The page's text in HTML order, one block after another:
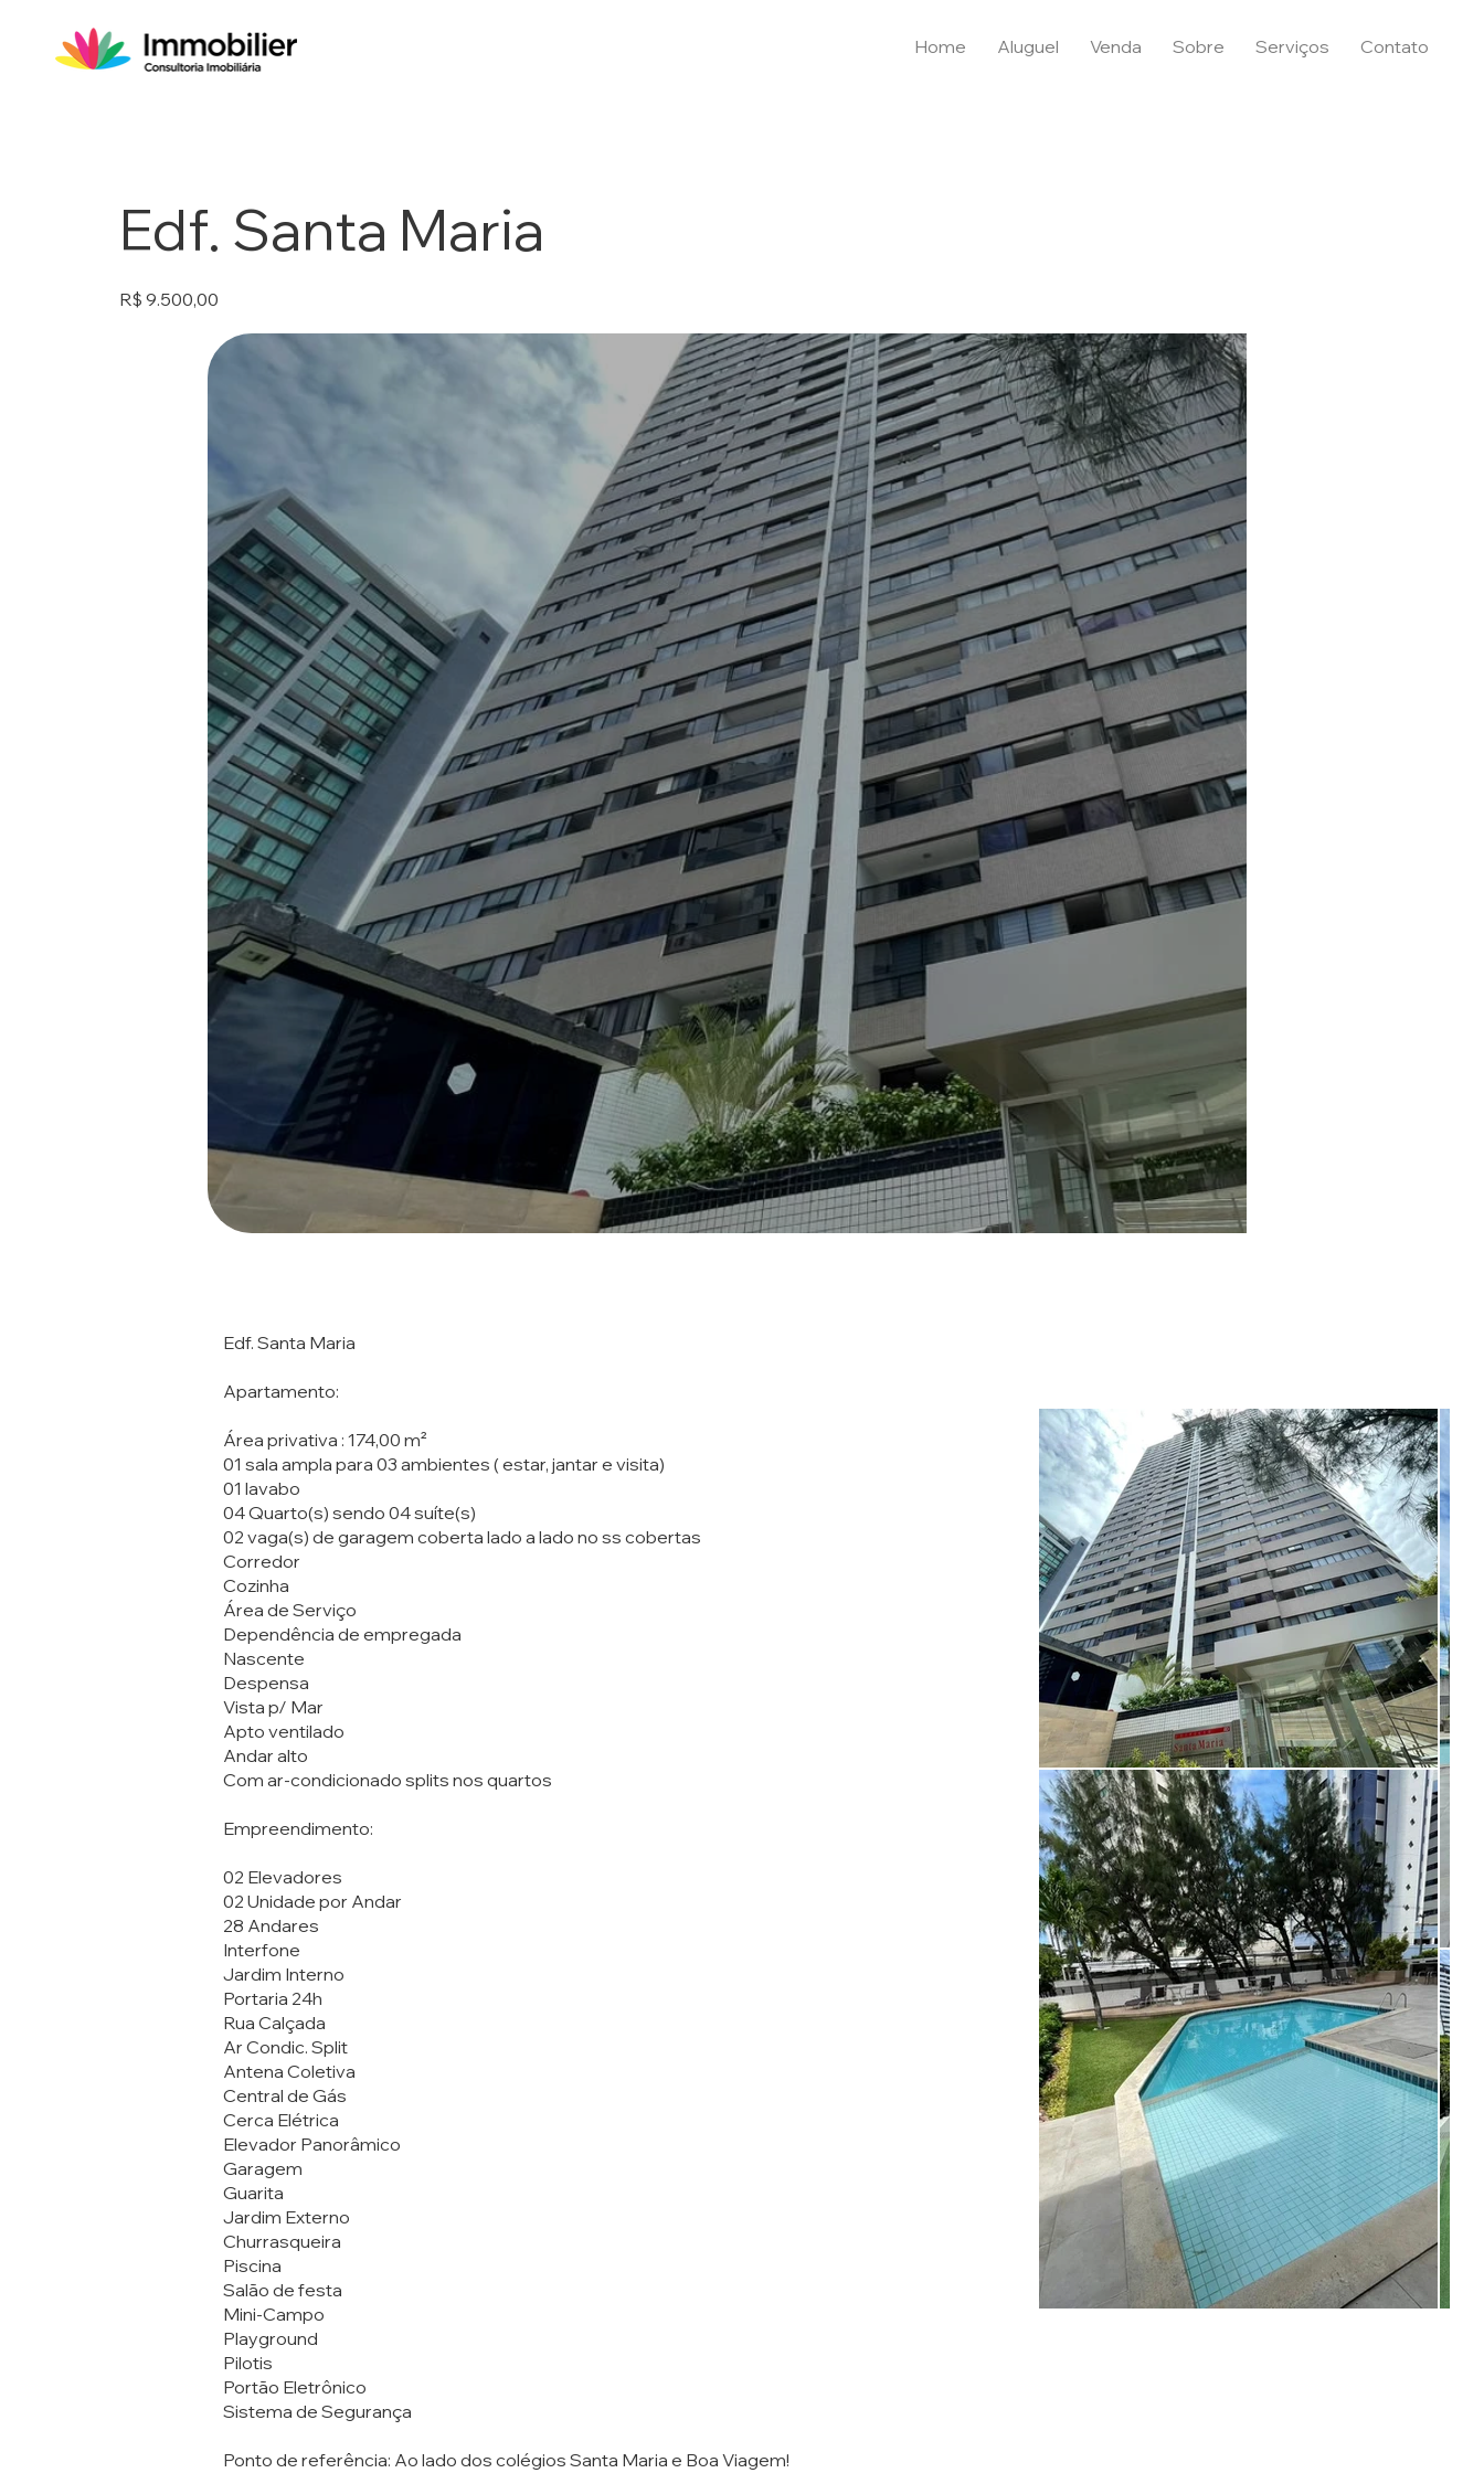
Home Aluguel Venda Sobre Serviços Contato
Edf. Santa Maria
R$ 9.500,00
Edf. Santa Maria
Apartamento:
Área privativa : 174,00 m²
01 sala ampla para 03 ambientes ( estar, jantar e visita)
01 lavabo
04 Quarto(s) sendo 04 suíte(s)
02 vaga(s) de garagem coberta lado a lado no ss cobertas
Corredor
Cozinha
Área de Serviço
Dependência de empregada
Nascente
Despensa
Vista p/ Mar
Apto ventilado
Andar alto
Com ar-condicionado splits nos quartos
Empreendimento:
02 Elevadores
02 Unidade por Andar
28 Andares
Interfone
Jardim Interno
Portaria 24h
Rua Calçada
Ar Condic. Split
Antena Coletiva
Central de Gás
Cerca Elétrica
Elevador Panorâmico
Garagem
Guarita
Jardim Externo
Churrasqueira
Piscina
Salão de festa
Mini-Campo
Playground
Pilotis
Portão Eletrônico
Sistema de Segurança
Ponto de referência: Ao lado dos colégios Santa Maria e Boa Viagem!